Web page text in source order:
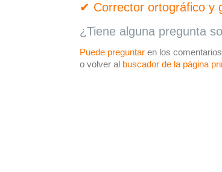
✔ Corrector ortográfico y
¿Tiene alguna pregunta
Puede preguntar en los comentarios
o volver al buscador de la página